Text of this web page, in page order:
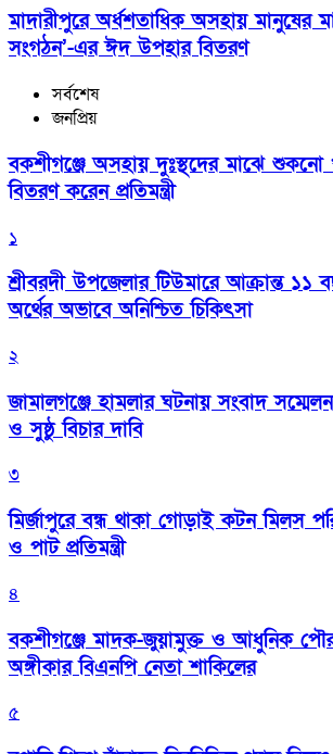
মাদারীপুরে অর্ধশতাধিক অসহায় মানুষের
সংগঠন’-এর ঈদ উপহার বিতরণ
সর্বশেষ
জনপ্রিয়
বকশীগঞ্জে অসহায় দুঃস্থদের মাঝে শুকনো
বিতরণ করেন প্রতিমন্ত্রী
১
শ্রীবরদী উপজেলার টিউমারে আক্রান্ত ১১
অর্থের অভাবে অনিশ্চিত চিকিৎসা
২
জামালগঞ্জে হামলার ঘটনায় সংবাদ
ও সুষ্ঠু বিচার দাবি
৩
মির্জাপুরে বন্ধ থাকা গোড়াই কটন মিলস
ও পাট প্রতিমন্ত্রী
৪
বকশীগঞ্জে মাদক-জুয়ামুক্ত ও আধুনিক
অঙ্গীকার বিএনপি নেতা শাকিলের
৫